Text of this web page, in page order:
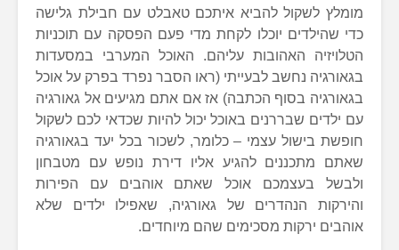
מומלץ לשקול להביא איתכם טאבלט עם חבילת גלישה
כדי שהילדים יוכלו לקחת מדי פעם הפסקה עם תוכניות
הטלויזיה האהובות עליהם. האוכל המערבי במסעדות
בגאורגיה נחשב לבעייתי (ראו הסבר נפרד בפרק על אוכל
בגאורגיה בסוף הכתבה) אז אם אתם מגיעים אל גאורגיה
עם ילדים שבררנים באוכל יכול להיות שכדאי לכם לשקול
חופשת בישול עצמי – כלומר, לשכור בכל יעד בגאורגיה
שאתם מתכננים להגיע אליו דירת נופש עם מטבחון
ולבשל בעצמכם אוכל שאתם אוהבים עם הפירות
והירקות הנהדרים של גאורגיה, שאפילו ילדים שלא
אוהבים ירקות מסכימים שהם מיוחדים.